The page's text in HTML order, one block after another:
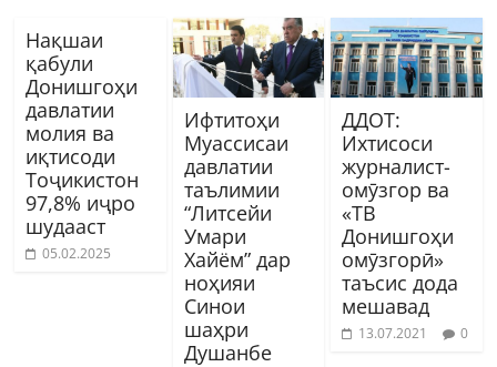
Нақшаи
қабули
Донишгоҳи
давлатии
молия ва
иқтисоди
Тоҷикистон
97,8% иҷро
шудааст
05.02.2025
Ифтитоҳи
Муассисаи
давлатии
таълимии
“Литсейи
Умари
Хайём” дар
ноҳияи
Синои
шаҳри
Душанбе
ДДОТ:
Ихтисоси
журналист-
омӯзгор ва
«ТВ
Донишгоҳи
омӯзгорӣ»
таъсис дода
мешавад
13.07.2021 0